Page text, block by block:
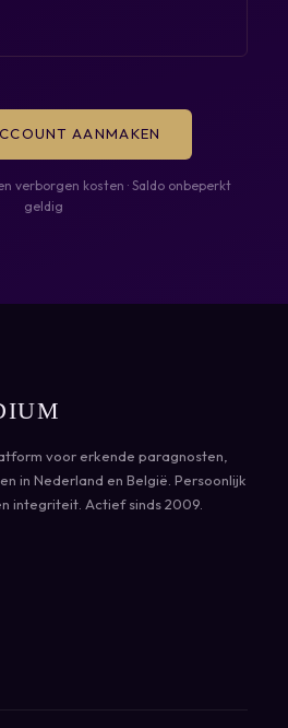
AANMAKEN
verborgen kosten · Saldo onbeperkt
geldig
voor erkende paragnosten,
in Nederland en België. Persoonlijk
integriteit. Actief sinds 2009.